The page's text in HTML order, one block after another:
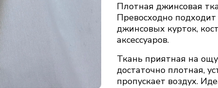
Плотная джинсовая
Превосходно
джинсовых курток,
аксессуаров.
Ткань приятная на
достаточно плотная,
пропускает воздух.